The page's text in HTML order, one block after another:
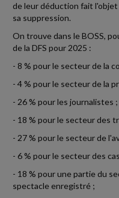
de leur déduction fait
sa suppression.
On trouve dans le BOSS,
de la DFS pour 2025 :
- 8 % pour le secteur de la
- 4 % pour le secteur de la
- 26 % pour les journalistes ;
- 18 % pour le secteur des
- 27 % pour le secteur de
- 6 % pour le secteur des
- 18 % pour une partie du
spectacle enregistré ;